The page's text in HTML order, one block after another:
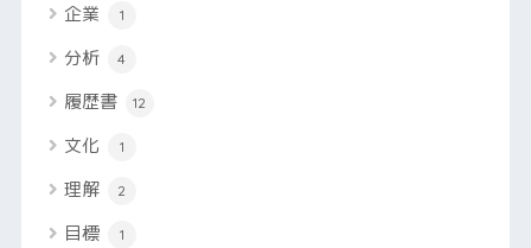
企業 1
分析 4
履歴書 12
文化 1
理解 2
目標 1